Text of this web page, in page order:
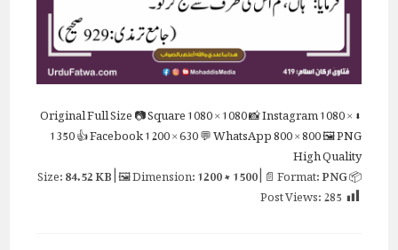
⬇ Original
Full Size📷 Square1080 × 1080📸 Instagram1080 ×
1350👍 Facebook1200 × 630💬 WhatsApp800 × 800🖼 PNG
High Quality
📦 Size:
84.52 KB| 🖼 Dimension:1200 × 1500| 📄 Format:PNG
Post Views:285